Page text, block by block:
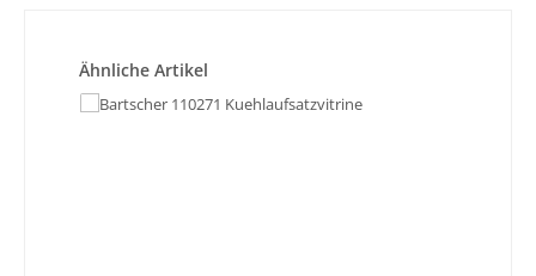
Produktgalerie überspringen
Ähnliche Artikel